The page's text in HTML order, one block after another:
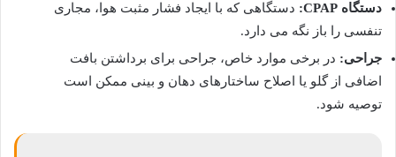
دستگاه CPAP:
دستگاهی که با ایجاد فشار مثبت هوا، مجاری
تنفسی را باز نگه می دارد.
جراحی: در برخی موارد خاص، جراحی برای برداشتن بافت
اضافی از گلو یا اصلاح ساختارهای دهان و بینی ممکن است
توصیه شود.